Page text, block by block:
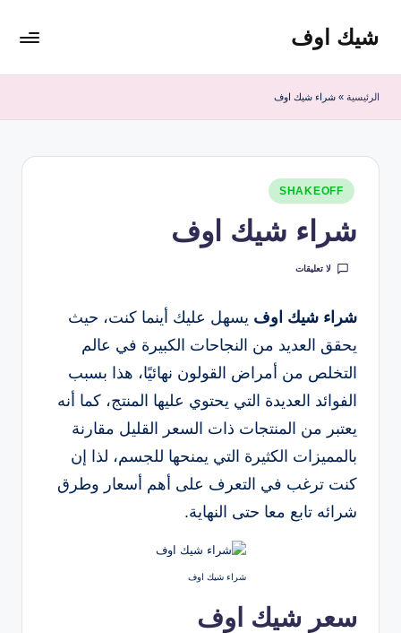
التجاوزشيك اوف
للقولون
ادمارك
الماليزية
مشروب
منظف
الرئيسية » شراء شيك اوف
نُشر
في
SHAKEOFF
شراء شيك اوف
لا تعليقات
شراء شيك اوف يسهل عليك أينما كنت، حيث
يحقق العديد من النجاحات الكبيرة في عالم
التخلص من أمراض القولون نهائيًا، هذا بسبب
الفوائد العديدة التي يحتوي عليها المنتج، كما أنه
يعتبر من المنتجات ذات السعر القليل مقارنة
بالمميزات الكثيرة التي يمنحها للجسم، لذا إن
كنت ترغب في التعرف على أهم أسعار وطرق
شرائه تابع معا حتى النهاية.
شراء شيك اوف
سعر شيك اوف